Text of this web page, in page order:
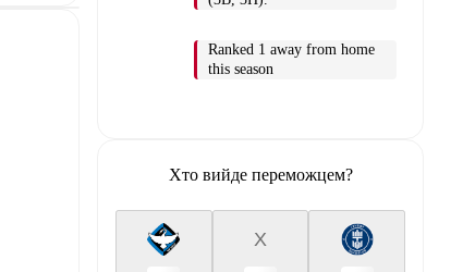
Ranked 1 away from home
this season
Хто вийде переможцем?
X